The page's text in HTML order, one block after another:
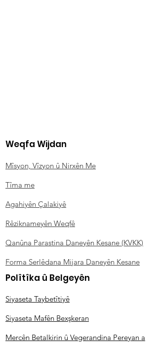
Weqfa Wijdan
Mîsyon, Vîzyon û Nirxên Me
Tîma me
Agahiyên Çalakiyê
Rêziknameyên Weqfê
Qanûna Parastina Daneyên Kesane (KVKK)
Forma Serlêdana Mijara Daneyên Kesane
Polîtîka û Belgeyên
Siyaseta Taybetîtiyê
Siyaseta Mafên Bexşkeran
Mercên Betalkirin û Vegerandina Pereyan a